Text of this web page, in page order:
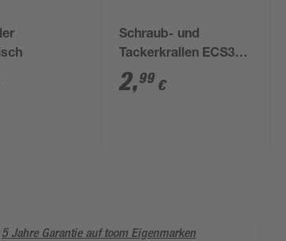
Schraub- und
Tackerkrallen ECS3
100 Stück
2,99 €
5 Jahre Garantie auf toom Eigenmarken